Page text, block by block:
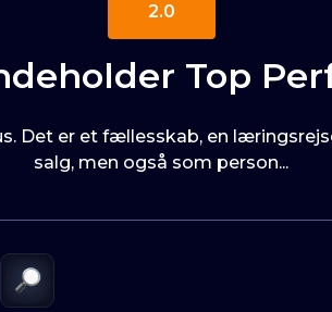
2.0
Top
Det er et fællesskab, en
salg, men også som person...